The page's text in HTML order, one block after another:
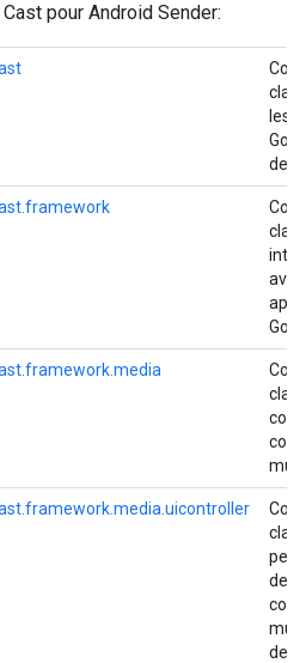
pour Android Sender:
les
de
de
de